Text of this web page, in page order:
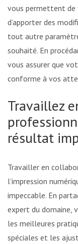
vous permettent de
d’apporter des
tout autre
souhaité. En
vous assurer que
conforme à vos
Travaillez
résultat
Travailler en
l’impression
impeccable. En
expert du domaine,
les meilleures
spéciales et les